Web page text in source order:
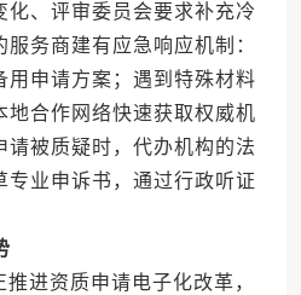
化、评审委员会要求补充冷
务商建有应急响应机制：
用申请方案；遇到特殊材料
地合作网络快速获取权威机
请被质疑时，代办机构的法
专业申诉书，通过行政听证
资质申请电子化改革，